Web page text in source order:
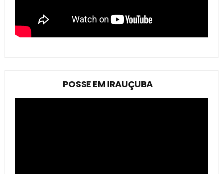
POSSE EM IRAUÇUBA